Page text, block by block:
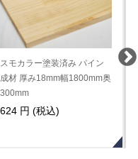
モカラー塗装済み パイン
材 厚み18mm幅1800mm奥
円 (税込)